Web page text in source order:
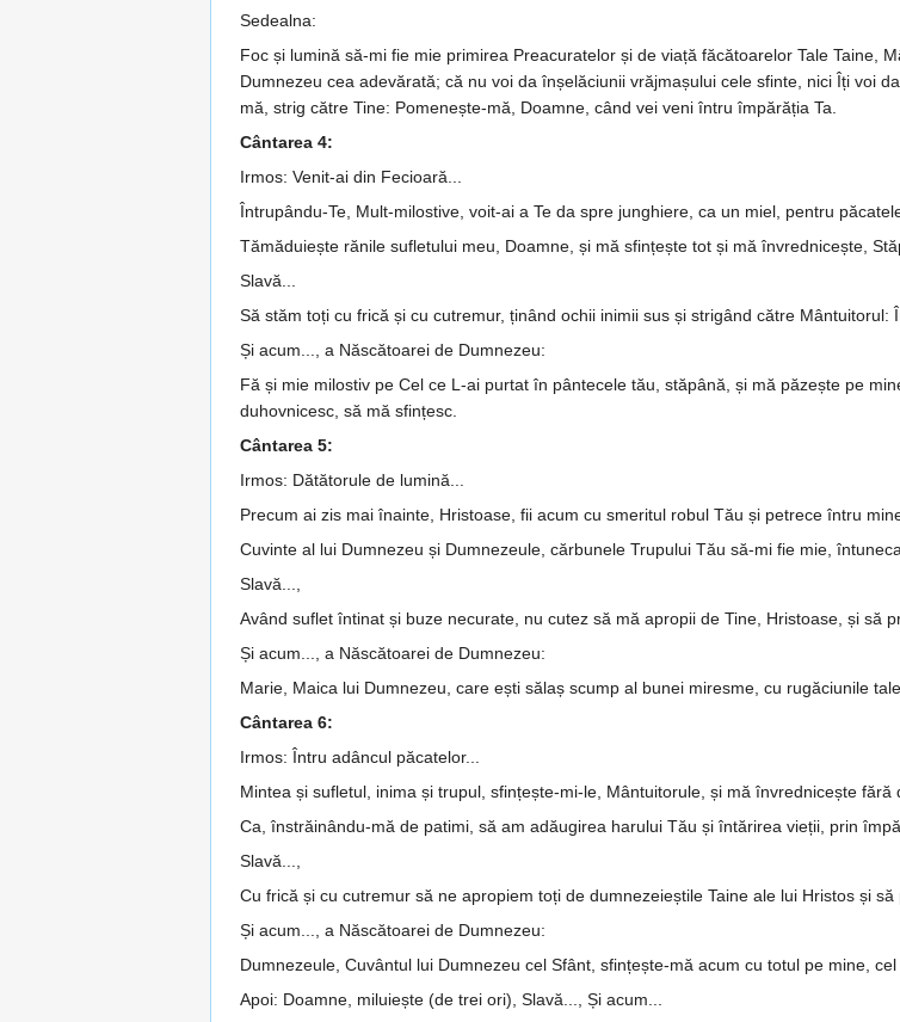
Sedealna:
Foc și lumină să-mi fie mie primi­rea Preacuratelor și de viață făcă­toare­lor Tale
Dum­ne­zeu cea adevărată; că nu voi da înșelă­ciunii vrăjmașului cele sfinte, nici Îți voi
mă, strig către Tine: Po­me­nește-mă, Doamne, când vei veni întru împărăția Ta.
Cântarea 4:
Irmos: Venit-ai din Fecioară...
Întrupându-Te, Mult-milostive, voit-ai a Te da spre junghiere, ca un miel, pentru
Tămăduiește rănile sufletului meu, Doamne, și mă sfințește tot și mă în­vred­nicește,
Slavă...
Să stăm toți cu frică și cu cutre­mur, ținând ochii inimii sus și stri­gând către
Și acum..., a Născătoarei de Dumnezeu:
Fă și mie milostiv pe Cel ce L-ai purtat în pântecele tău, stăpână, și mă păzește pe
duhovnicesc, să mă sfințesc.
Cântarea 5:
Irmos: Dătătorule de lumină...
Precum ai zis mai înainte, Hris­toase, fii acum cu smeritul robul Tău și pe­trece întru
Cuvinte al lui Dumnezeu și Dum­ne­zeule, cărbunele Trupului Tău să-mi fie mie,
Slavă...,
Având suflet întinat și buze necurate, nu cutez să mă apropii de Tine, Hristoase, și să
Și acum..., a Născătoarei de Dumnezeu:
Marie, Maica lui Dumnezeu, care ești sălaș scump al bunei miresme, cu rugă­ciunile
Cântarea 6:
Irmos: Întru adâncul păcatelor...
Mintea și sufletul, inima și trupul, sfin­țește-mi-le, Mântuitorule, și mă în­vred­nicește
Ca, înstrăinându-mă de patimi, să am adăugirea harului Tău și întă­rirea vieții, prin
Slavă...,
Cu frică și cu cutremur să ne apro­­piem toți de dumnezeieștile Taine ale lui Hristos și
Și acum..., a Născătoarei de Dumnezeu:
Dumnezeule, Cuvântul lui Dum­nezeu cel Sfânt, sfințește-mă acum cu totul pe mine,
Apoi: Doamne, miluiește (de trei ori), Slavă..., Și acum...